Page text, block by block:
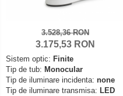
3.528,36 RON
3.175,53 RON
Sistem optic: Finite
Tip de tub: Monocular
Tip de iluminare incidenta: none
Tip de iluminare transmisa: LED